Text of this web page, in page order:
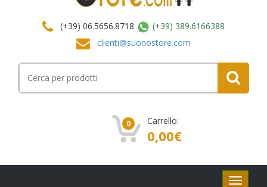
(+39) 06.5656.8718
(+39) 389.6166388
clienti@suonostore.com
per:
0 Carrello:
0,00€
Pulsanti